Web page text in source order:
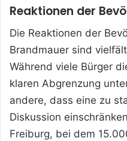
Reaktionen der
Die Reaktionen der
Brandmauer sind
Während viele Bürger
klaren Abgrenzung
andere, dass eine zu
Diskussion
Freiburg, bei dem